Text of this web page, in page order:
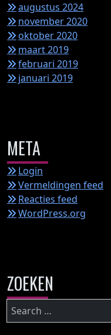
augustus 2024
november 2020
oktober 2020
maart 2019
februari 2019
januari 2019
META
Login
Vermeldingen feed
Reacties feed
WordPress.org
ZOEKEN
Zoeken
naar: